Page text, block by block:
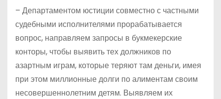
– Департаментом юстиции совместно с частными
судебными исполнителями прорабатывается
вопрос, направляем запросы в букмекерские
конторы, чтобы выявить тех должников по
азартным играм, которые теряют там деньги, имея
при этом миллионные долги по алиментам своим
несовершеннолетним детям. Выявляем их